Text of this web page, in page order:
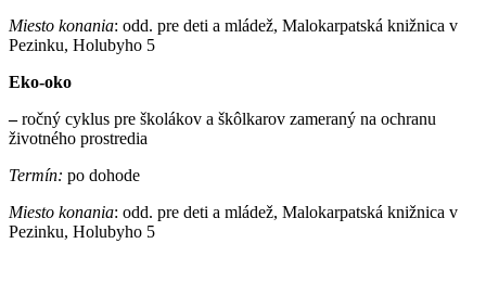
Miesto konania: odd. pre deti a mládež, Malokarpatská knižnica v
Pezinku, Holubyho 5
Eko-oko
–ročný cyklus pre školákov a škôlkarov zameraný na ochranu
životného prostredia
Termín: po dohode
Miesto konania: odd. pre deti a mládež, Malokarpatská knižnica v
Pezinku, Holubyho 5